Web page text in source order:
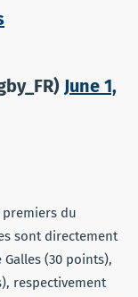
June 1,
premiers du
sont directement
(30 points),
respectivement